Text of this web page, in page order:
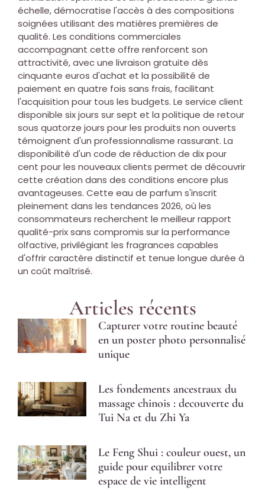
échelle, démocratise l'accès à des compositions
soignées utilisant des matières premières de
qualité. Les conditions commerciales
accompagnant cette offre renforcent son
attractivité, avec une livraison gratuite dès
cinquante euros d'achat et la possibilité de
paiement en quatre fois sans frais, facilitant
l'acquisition pour tous les budgets. Le service client
disponible six jours sur sept et la politique de retour
sous quatorze jours pour les produits non ouverts
témoignent d'un professionnalisme rassurant. La
disponibilité d'un code de réduction de dix pour
cent pour les nouveaux clients permet de découvrir
cette création dans des conditions encore plus
avantageuses. Cette eau de parfum s'inscrit
pleinement dans les tendances 2026, où les
consommateurs recherchent le meilleur rapport
qualité-prix sans compromis sur la performance
olfactive, privilégiant les fragrances capables
d'offrir caractère distinctif et tenue longue durée à
un coût maîtrisé.
Articles récents
Capturer votre routine beauté
en un poster photo personnalisé
unique
Les fondements ancestraux du
massage chinois : decouverte du
Tui Na et du Zhi Ya
Le Feng Shui : couleur ouest, un
guide pour equilibrer votre
espace de vie intelligent